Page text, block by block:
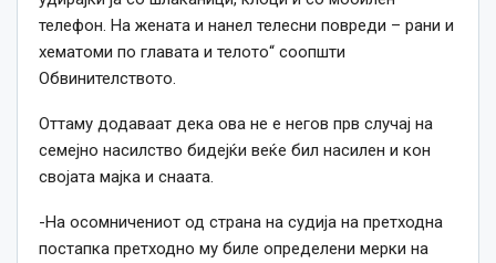
телефон. На жената и нанел телесни повреди – рани и
хематоми по главата и телото“ соопшти
Обвинителството.
Оттаму додаваат дека ова не е негов прв случај на
семејно насилство бидејќи веќе бил насилен и кон
својата мајка и снаата.
-На осомничениот од страна на судија на претходна
постапка претходно му биле определени мерки на